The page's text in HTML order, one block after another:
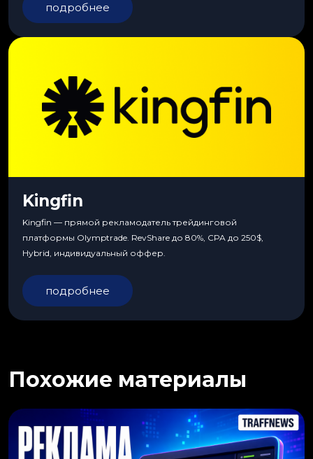
подробнее
Kingfin
Kingfin — прямой рекламодатель трейдинговой
платформы Olymptrade. RevShare до 80%, CPA до 250$,
Hybrid, индивидуальный оффер.
подробнее
Похожие материалы